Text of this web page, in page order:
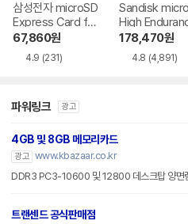
삼성전자 microSD
Express Card for
Nintendo Switch
67,860원
4.9 (231)
Sandisk
High
178,470원
4.8 (4,891)
파워링크 광고
4GB 및 8GB 메모리카드
광고 www.kbazaar.co.kr
DDR3 PC3-10600 및 12800 데스크탑 양면
트랜센드 공식판매점